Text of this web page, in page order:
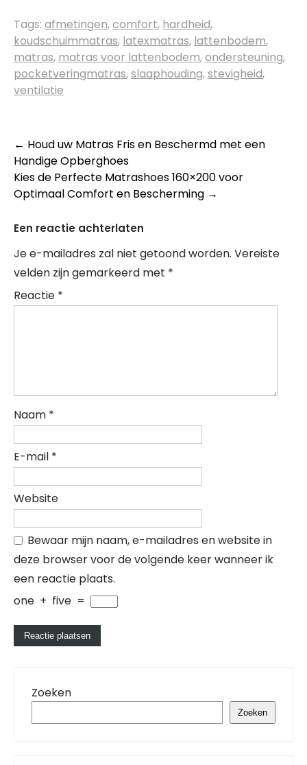
Tags: afmetingen,comfort, hardheid,
koudschuimmatras, latexmatras, lattenbodem,
matras, matras voor lattenbodem,ondersteuning,
pocketveringmatras,slaaphouding,stevigheid,
ventilatie
Berichtnavigatie
← Houd uw Matras Fris en Beschermd met een
Handige Opberghoes
Kies de Perfecte Matrashoes 160×200 voor
Optimaal Comfort en Bescherming →
Een reactie achterlaten
Je e-mailadres zal niet getoond worden. Vereiste
velden zijn gemarkeerd met *
Reactie *
Naam *
E-mail *
Website
Bewaar mijn naam, e-mailadres en website in
deze browser voor de volgende keer wanneer ik
een reactie plaats.
one + five =
Zoeken
Zoeken